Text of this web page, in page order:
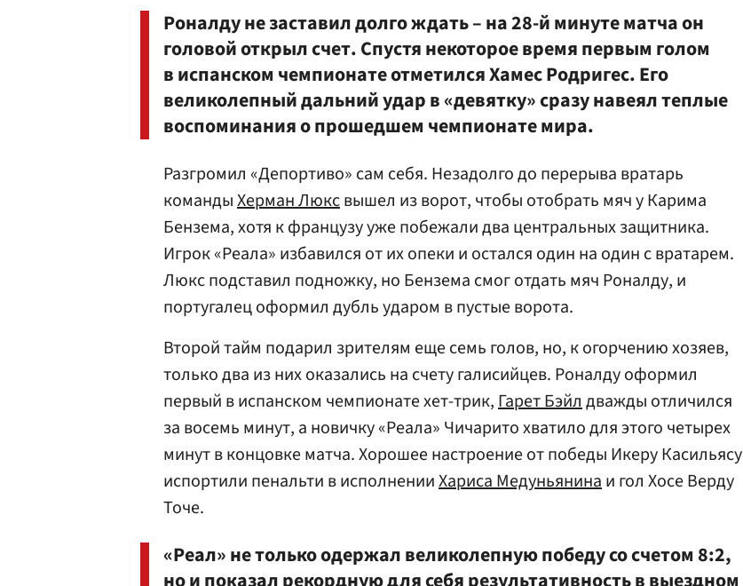
Роналду не заставил долго ждать – на 28-й минуте матча он
головой открыл счет. Спустя некоторое время первым голом
в испанском чемпионате отметилсяХамес Родригес. Его
великолепный дальний удар в «девятку» сразу навеял теплые
воспоминания о прошедшем чемпионате мира.
Разгромил «Депортиво» сам себя. Незадолго до перерыва вратарь
командыХерман Люксвышел из ворот, чтобы отобрать мяч у Карима
Бензема, хотя к французу уже побежали два центральных защитника.
Игрок «Реала» избавился от их опеки и остался один на один с вратарем.
Люкс подставил подножку, но Бензема смог отдать мяч Роналду, и
португалец оформил дубль ударом в пустые ворота.
Второй тайм подарил зрителям еще семь голов, но, к огорчению хозяев,
только два из них оказались на счету галисийцев. Роналду оформил
первый в испанском чемпионате хет-трик,Гарет Бэйлдважды отличился
за восемь минут, а новичку «Реала» Чичарито хватило для этого четырех
минут в концовке матча. Хорошее настроение от победы Икеру Касильясу
испортили пенальти в исполненииХариса Медуньянинаи гол Хосе Верду
Точе.
«Реал» не только одержал великолепную победу со счетом 8:2,